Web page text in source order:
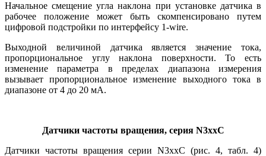
Начальное смещение угла наклона при установке датчика в
рабочее положение может быть скомпенсировано путем
цифровой подстройки по интерфейсу 1‑wire.
Выходной величиной датчика является значение тока,
пропорциональное углу наклона поверхности. То есть
изменение параметра в пределах диапазона измерения
вызывает пропорциональное изменение выходного тока в
диапазоне от 4 до 20 мА.
Датчики частоты вращения, серия N3xxC
Датчики частоты вращения серии N3xxC (рис. 4, табл. 4)